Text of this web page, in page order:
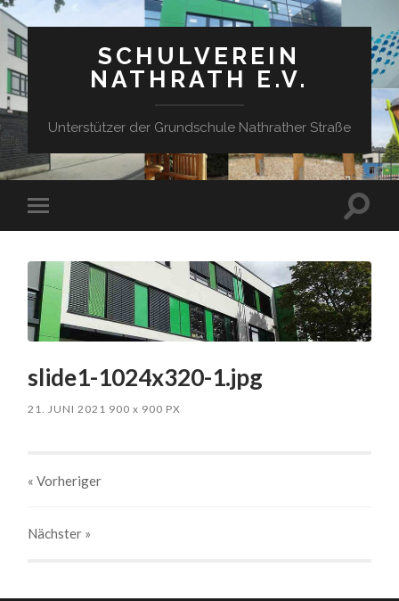
SCHULVEREIN
NATHRATH E.V.
Unterstützer der Grundschule Nathrather Straße
Mobile-
Menü
slide1-1024x320-1.jpg
21. JUNI 2021 900x 900 PX
« Vorheriger
Nächster »